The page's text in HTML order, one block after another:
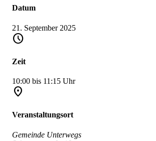
Datum
21. September 2025
schedule
Zeit
10:00 bis 11:15 Uhr
place
Veranstaltungsort
Gemeinde Unterwegs